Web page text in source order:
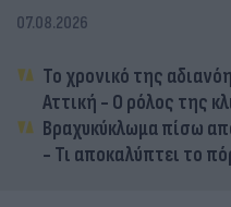
07.08.2026
Το χρονικό της
Αττική - Ο ρόλος της
Βραχυκύκλωμα πίσω
- Τι αποκαλύπτει το